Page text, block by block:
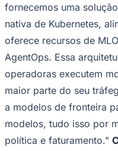
fornecemos uma
nativa de Kubernetes,
oferece recursos de
AgentOps. Essa
operadoras executem
maior parte do seu
a modelos de fronteira
modelos, tudo isso por
política e faturamento."